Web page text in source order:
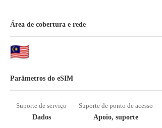
Área de cobertura e rede
Parâmetros do eSIM
Suporte de serviço
Dados
Suporte de ponto de acesso
Apoio, suporte